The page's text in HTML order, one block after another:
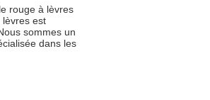
rouge à lèvres
lèvres est
sommes un
dans les